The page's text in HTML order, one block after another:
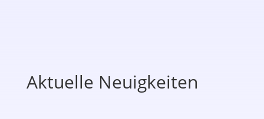
Aktuelle Neuigkeiten